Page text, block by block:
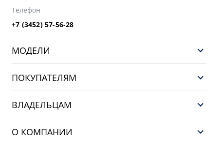
Телефон
+7 (3452) 57-56-28
МОДЕЛИ
EX5
PREFACE
CITYRAY
ПОКУПАТЕЛЯМ
ВЛАДЕЛЬЦАМ
О КОМПАНИИ